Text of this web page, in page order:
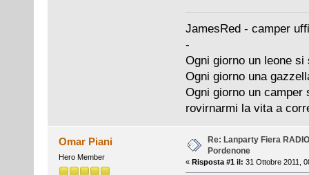
JamesRed - camper
-
Ogni giorno un leone
Ogni giorno una
Ogni giorno un
rovirnarmi la vita a
Omar Piani
Hero Member
Re: Lanparty Fiera
Pordenone
« Risposta #1 il: 31 Ottobre 2011,